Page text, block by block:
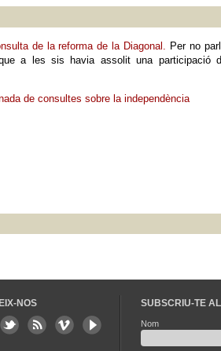
de la reforma de la Diagonal. Per no
a les sis havia assolit una participació
de consultes sobre la independència
NOS SUBSCRIU-TE
Nom